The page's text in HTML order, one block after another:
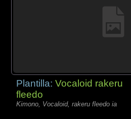
Plantilla:Vocaloid rakeru
fleedo
Kimono, Vocaloid, rakeru fleedo ia